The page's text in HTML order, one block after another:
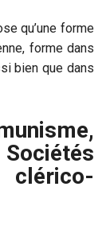
qu’une forme
forme dans
bien que dans